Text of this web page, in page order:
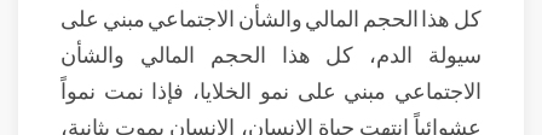
كل هذا الحجم المالي والشأن الاجتماعي مبني على
سيولة الدم، كل هذا الحجم المالي والشأن
الاجتماعي مبني على نمو الخلايا، فإذا نمت نمواً
عشوائياً انتهت حياة الإنسان، الإنسان يموت بثانية،